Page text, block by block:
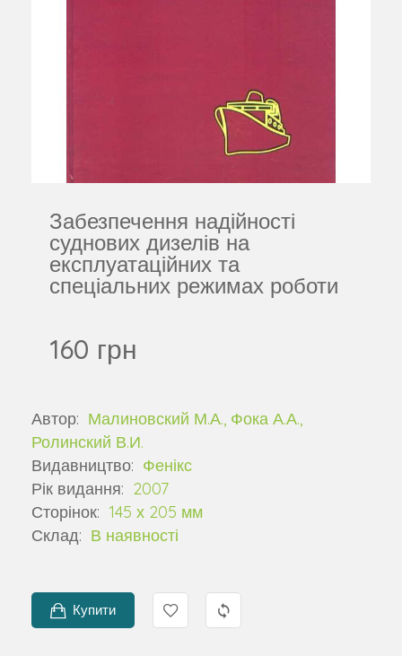
Забезпечення надійності
суднових дизелів на
експлуатаційних та
спеціальних режимах роботи
160 грн
Автор: Малиновский М.А., Фока А.А.,
Ролинский В.И.
Видавництво: Фенікс
Рік видання: 2007
Сторінок: 145 х 205 мм
Склад: В наявності
Купити